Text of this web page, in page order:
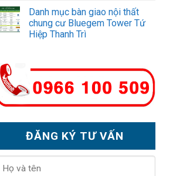
Danh mục bàn giao nội thất
chung cư Bluegem Tower Tứ
Hiệp Thanh Trì
ĐĂNG KÝ TƯ VẤN